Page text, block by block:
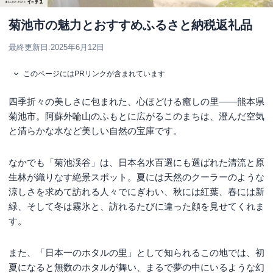
菊池市の魅力とおすすめふるさと納税返礼品
最終更新日:2025年6月12日
このページにはPRリンクが含まれています
四季折々の美しさに包まれた、心ほどける癒しの里——熊本県
菊池市。阿蘇外輪山のふもとに広がるこのまちは、澄んだ空気
と清らかな水など美しい自然の宝庫です。
なかでも「菊池渓谷」は、日本名水百選にも選ばれた清流と原
生林が織りなす絶景スポット。夏には天然のクーラーのような
涼しさを求めて訪れる人々でにぎわい、秋には紅葉、春には新
緑、そして冬は霧氷と、訪れるたびに違った顔を見せてくれま
す。
また、「日本一のホタルの里」として知られるこの地では、初
夏になると無数のホタルが舞い、まるで夢の中にいるような幻